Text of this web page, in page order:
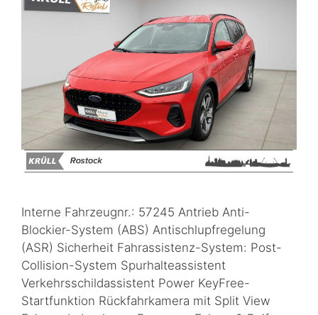
Interne Fahrzeugnr.: 57245 Antrieb Anti-
Blockier-System (ABS) Antischlupfregelung
(ASR) Sicherheit Fahrassistenz-System: Post-
Collision-System Spurhalteassistent
Verkehrsschildassistent Power KeyFree-
Startfunktion Rückfahrkamera mit Split View